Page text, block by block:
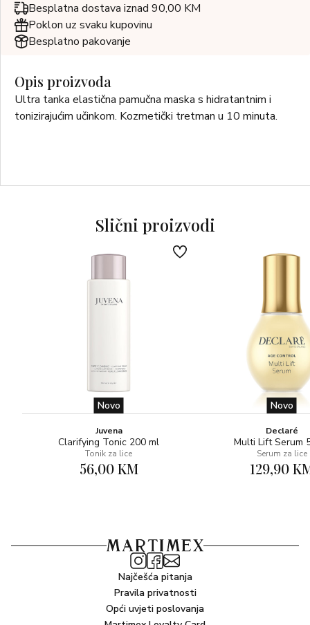
Besplatna dostava iznad 90,00 KM
Poklon uz svaku kupovinu
Besplatno pakovanje
Opis proizvoda
Ultra tanka elastična pamučna maska ​​s hidratantnim i
tonizirajućim učinkom. Kozmetički tretman u 10 minuta.
Slični proizvodi
Novo
Juvena
Clarifying Tonic 200 ml
Tonik za lice
56,00 KM
Novo
Declaré
Multi Lift Serum
Serum za lice
129,90
Najčešća pitanja
Pravila privatnosti
Opći uvjeti poslovanja